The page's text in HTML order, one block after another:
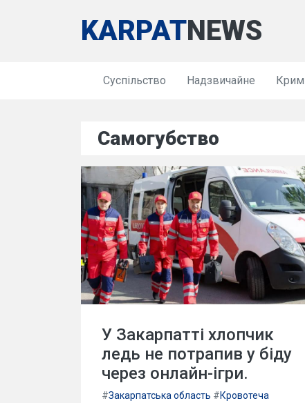
KARPATNEWS
Суспільство Надзвичайне
Самогубство
У Закарпатті хлопчик
ледь не потрапив у біду
через онлайн-ігри.
#Закарпатська область #Кровотеча